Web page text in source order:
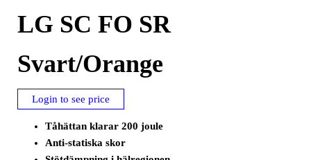
LG SC FO SR
Svart/Orange
Login to see price
Tåhättan klarar 200 joule
Anti-statiska skor